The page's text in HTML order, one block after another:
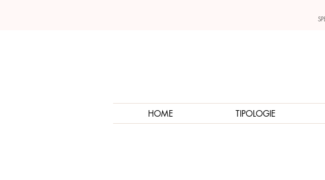
HOME TIPOLOGIE